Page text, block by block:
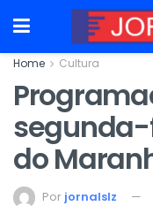
Home Cultura
segunda-
do
Por jornalslz